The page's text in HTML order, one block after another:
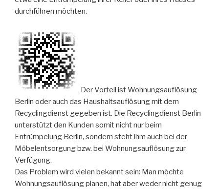
durchführen möchten.
Der Vorteil ist Wohnungsauflösung
Berlin oder auch das Haushaltsauflösung mit dem
Recyclingdienst gegeben ist. Die Recyclingdienst Berlin
unterstützt den Kunden somit nicht nur beim
Entrümpelung Berlin, sondern steht ihm auch bei der
Möbelentsorgung bzw. bei Wohnungsauflösung zur
Verfügung.
Das Problem wird vielen bekannt sein: Man möchte
Wohnungsauflösung planen, hat aber weder nicht genug